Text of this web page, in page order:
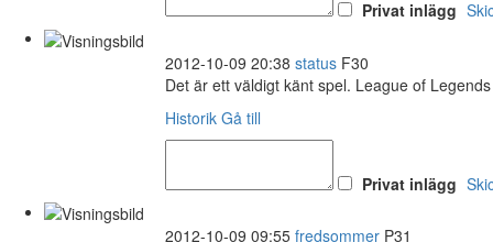
Privat inlägg
2012-10-09 20:38 status F30
Det är ett väldigt känt spel. League of Legends
Historik Gå till
Privat inlägg
2012-10-09 09:55 fredsommer P31